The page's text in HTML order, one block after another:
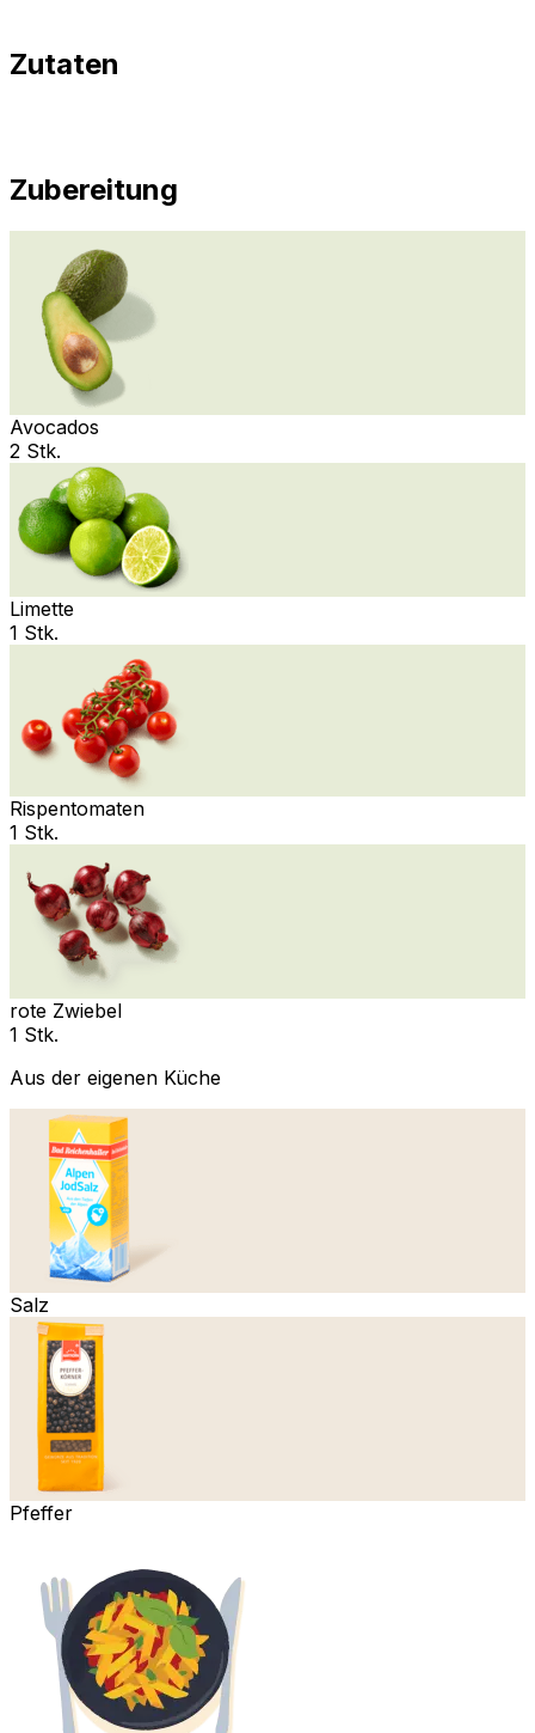
Zutaten
Zubereitung
Avocados
2 Stk.
Limette
1 Stk.
Rispentomaten
1 Stk.
rote Zwiebel
1 Stk.
Aus der eigenen Küche
Salz
Pfeffer